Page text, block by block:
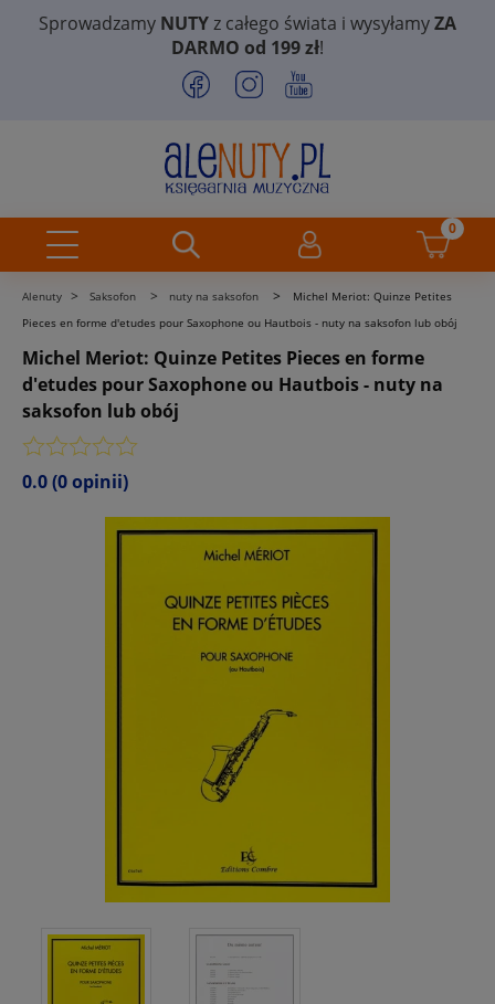
Sprowadzamy NUTYz całego świata i wysyłamyZA
DARMO od 199 zł!
Alenuty > Saksofon > nuty na saksofon >
Michel Meriot: Quinze Petites
Pieces en forme d'etudes pour Saxophone ou Hautbois - nuty na saksofon lub obój
Michel Meriot: Quinze Petites Pieces en forme
d'etudes pour Saxophone ou Hautbois - nuty na
saksofon lub obój
0.0(0 opinii)